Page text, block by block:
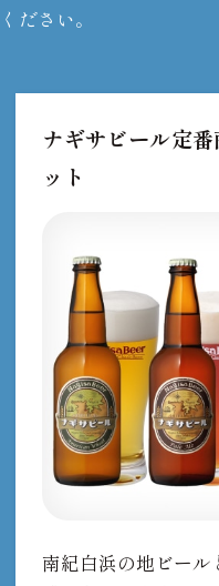
ください。
ナギサビール定
ット
南紀白浜の地ビール